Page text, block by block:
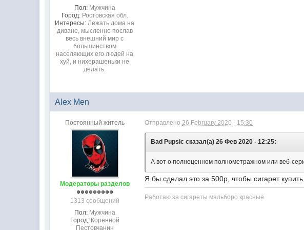
Пол: Мужчина
Город: Ростовская обл.
Интересы: Лежать дома на
диване, мысленно послав
весь внешний мир с
большинством
населяющих его людей на
хуй, и нихерашеньки не
делать.
Alex Men
Постоянный житель
Модераторы разделов
1313 сообщений
Пол: Мужчина
Город: Коренной
Пестовчанин
Отправлено26 February 2020 - 15:30
Bad Pupsic сказал(а) 26 Фев 2020 - 12:25:
А вот о полноценном полнометражном или веб-
Я бы сделал это за 500р, чтобы сигарет
Работаю за сигареты мальборо красные